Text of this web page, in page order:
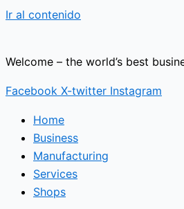
Ir al contenido
Welcome – the world’s best
Facebook X-twitter Instagram
Home
Business
Manufacturing
Services
Shops